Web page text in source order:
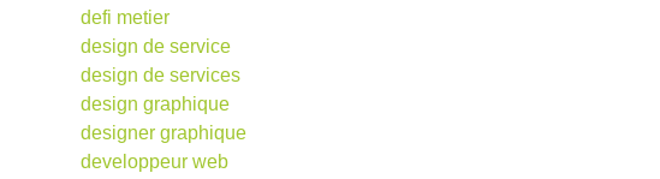
defi metier
design de service
design de services
design graphique
designer graphique
developpeur web